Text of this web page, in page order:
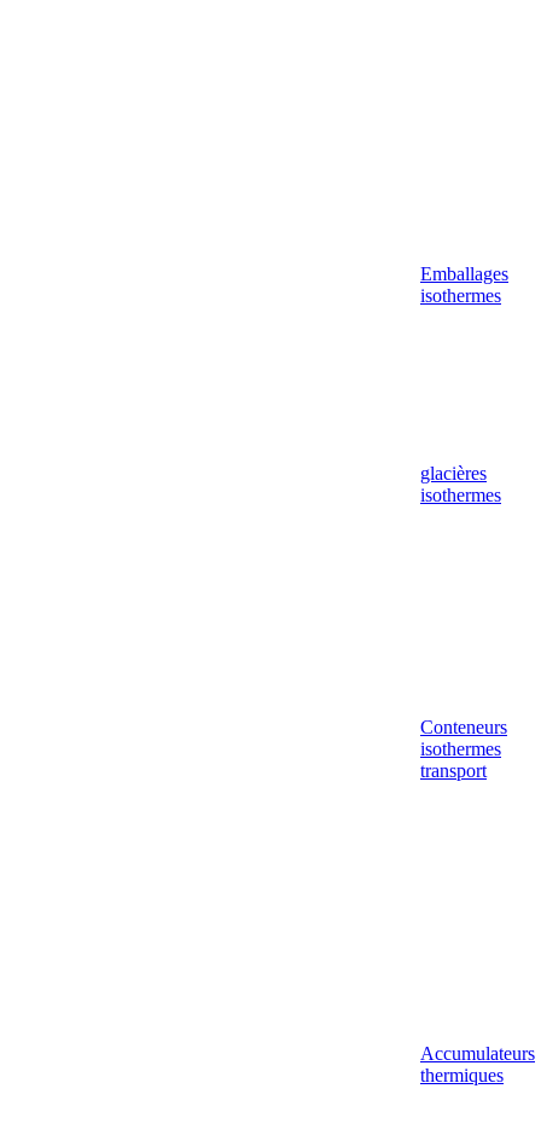
Emballages
isothermes
glacières
isothermes
Conteneurs
isothermes
transport
Accumulateurs
thermiques